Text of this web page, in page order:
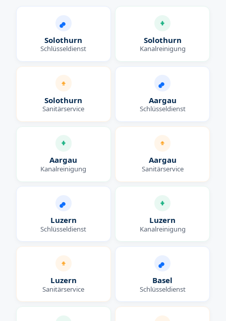
Solothurn
Schlüsseldienst
Solothurn
Kanalreinigung
Solothurn
Sanitärservice
Aargau
Schlüsseldienst
Aargau
Kanalreinigung
Aargau
Sanitärservice
Luzern
Schlüsseldienst
Luzern
Kanalreinigung
Luzern
Sanitärservice
Basel
Schlüsseldienst